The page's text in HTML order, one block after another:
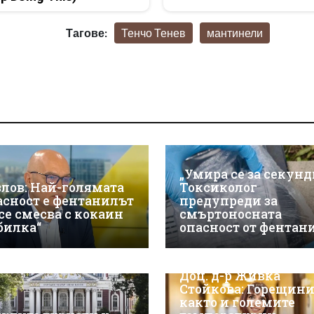
Тагове: Тенчо Тенев мантинели
Най-голямата
е фентанилът
смесва с кокаин
„Умира се за
Токсиколог
предупреди за
смъртоносната
опасност от
Доц. д-р Живка
Стойкова:
както и големите